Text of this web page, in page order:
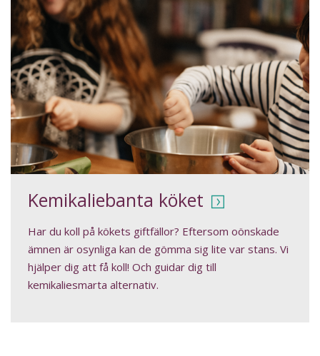
Kemikaliebanta köket
Har du koll på kökets giftfällor? Eftersom oönskade
ämnen är osynliga kan de gömma sig lite var stans. Vi
hjälper dig att få koll! Och guidar dig till
kemikaliesmarta alternativ.